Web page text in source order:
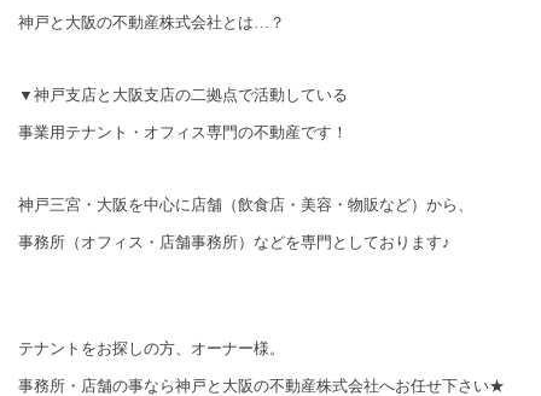
神戸と大阪の不動産株式会社とは…？
▼神戸支店と大阪支店の二拠点で活動している
事業用テナント・オフィス専門の不動産です！
神戸三宮・大阪を中心に店舗（飲食店・美容・物販など）から、
事務所（オフィス・店舗事務所）などを専門としております♪
テナントをお探しの方、オーナー様。
事務所・店舗の事なら神戸と大阪の不動産株式会社へお任せ下さい★